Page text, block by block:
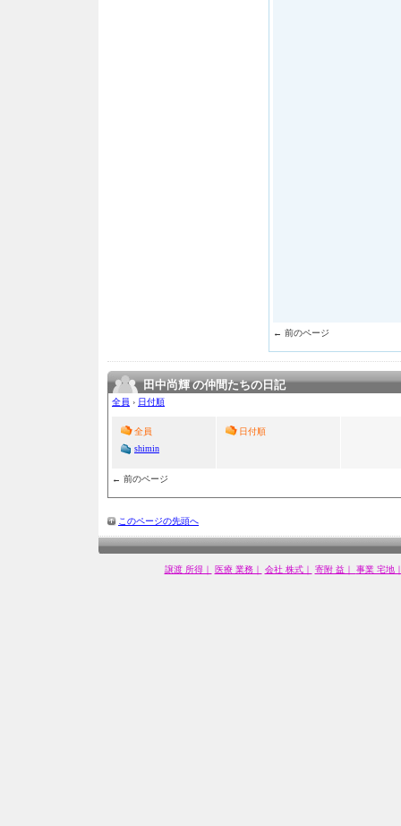
← 前のページ
田中尚輝 の仲間たちの日記
全員 › 日付順
全員
shimin
日付順
← 前のページ
このページの先頭へ
譲渡 所得｜ 医療 業務｜ 会社 株式｜ 寄附 益｜ 事業 宅地